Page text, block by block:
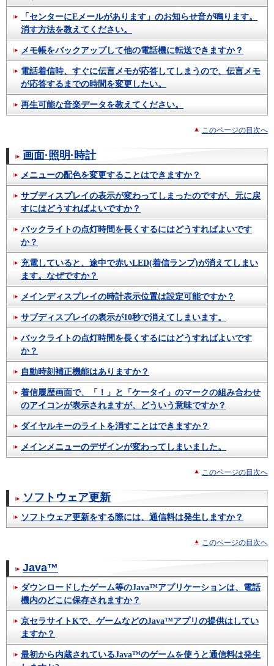
「センターにEメールがあります」のお知らせ音が鳴ります。
消す方法を教えてください。
メモ帳をバックアップして他の電話機に転送できますか？
電話着信時、すぐに伝言メモが応答してしまうので、伝言メモ
が応答するまでの時間を変更したい。
再生可能な音楽データを教えてください。
このページの目次へ
画面·照明·時計
メニューの配色を変更することはできますか？
サブディスプレイの表示が変わってしまったのですが、元に戻
すにはどうすればよいですか？
バックライトの点灯時間を長くするにはどうすればよいです
か？
充電していると、途中で赤いLED(着信ランプ)が消えてしまい
ます。なぜですか？
メインディスプレイの時計表示位置は設定可能ですか？
サブディスプレイの表示が10秒で消えてしまいます。
バックライトの点灯時間を長くするにはどうすればよいです
か？
自動時刻補正機能はありますか？
着信履歴画面で、「！」と「ケータイ」のマークの組み合わせ
のアイコンが表示されますが、どういう意味ですか？
ダイヤルキーのライトを消すことはできますか？
メインメニューのデザインが変わってしまいました。
このページの目次へ
ソフトウェア更新
ソフトウェア更新をする際には、通信料は発生しますか？
このページの目次へ
Java™
ダウンロードしたゲーム等のJava™アプリケーションは、電話
機内のどこに保存されますか？
京セラサイトKで、ゲームなどのJava™アプリの提供はしてい
ますか？
最初から内蔵されているJava™のゲームを使うと通信料は発生